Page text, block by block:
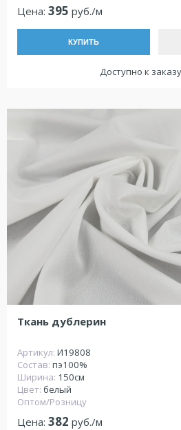
Цена: 395 руб./м
КУПИТЬ
Доступно к
Ткань дублерин
Артикул: И19808
Состав: пэ100%
Ширина: 150см
Цвет: белый
Оптом/Розницу
Цена: 382 руб./м